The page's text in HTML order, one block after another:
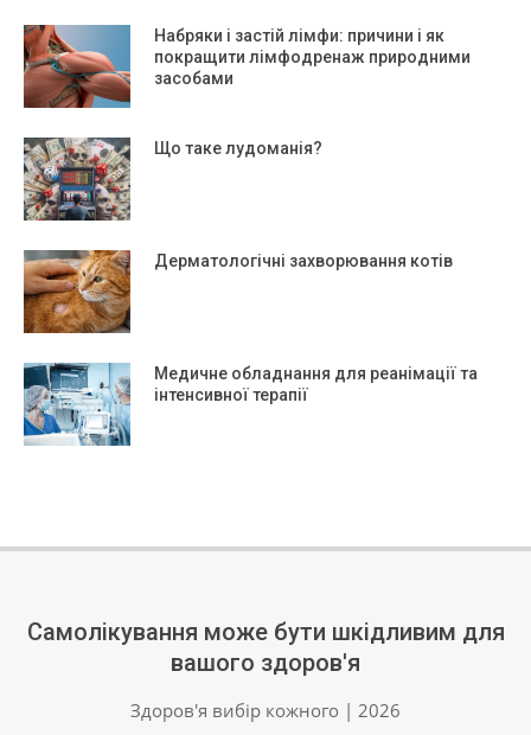
Набряки і застій лімфи: причини і як
покращити лімфодренаж природними
засобами
Що таке лудоманія?
Дерматологічні захворювання котів
Медичне обладнання для реанімації та
інтенсивної терапії
Самолікування може бути шкідливим для
вашого здоров'я
Здоров'я вибір кожного | 2026